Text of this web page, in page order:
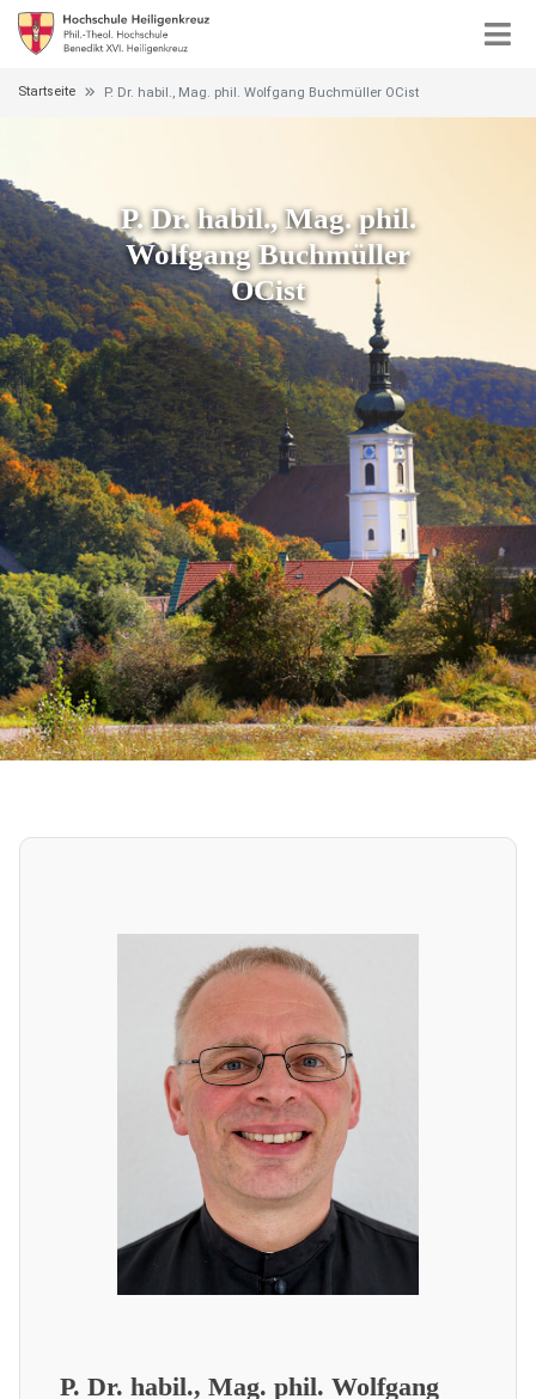
Startseite P. Dr. habil., Mag. phil. Wolfgang Buchmüller OCist
P. Dr. habil., Mag. phil.
Wolfgang Buchmüller
OCist
P. Dr. habil., Mag. phil. Wolfgang